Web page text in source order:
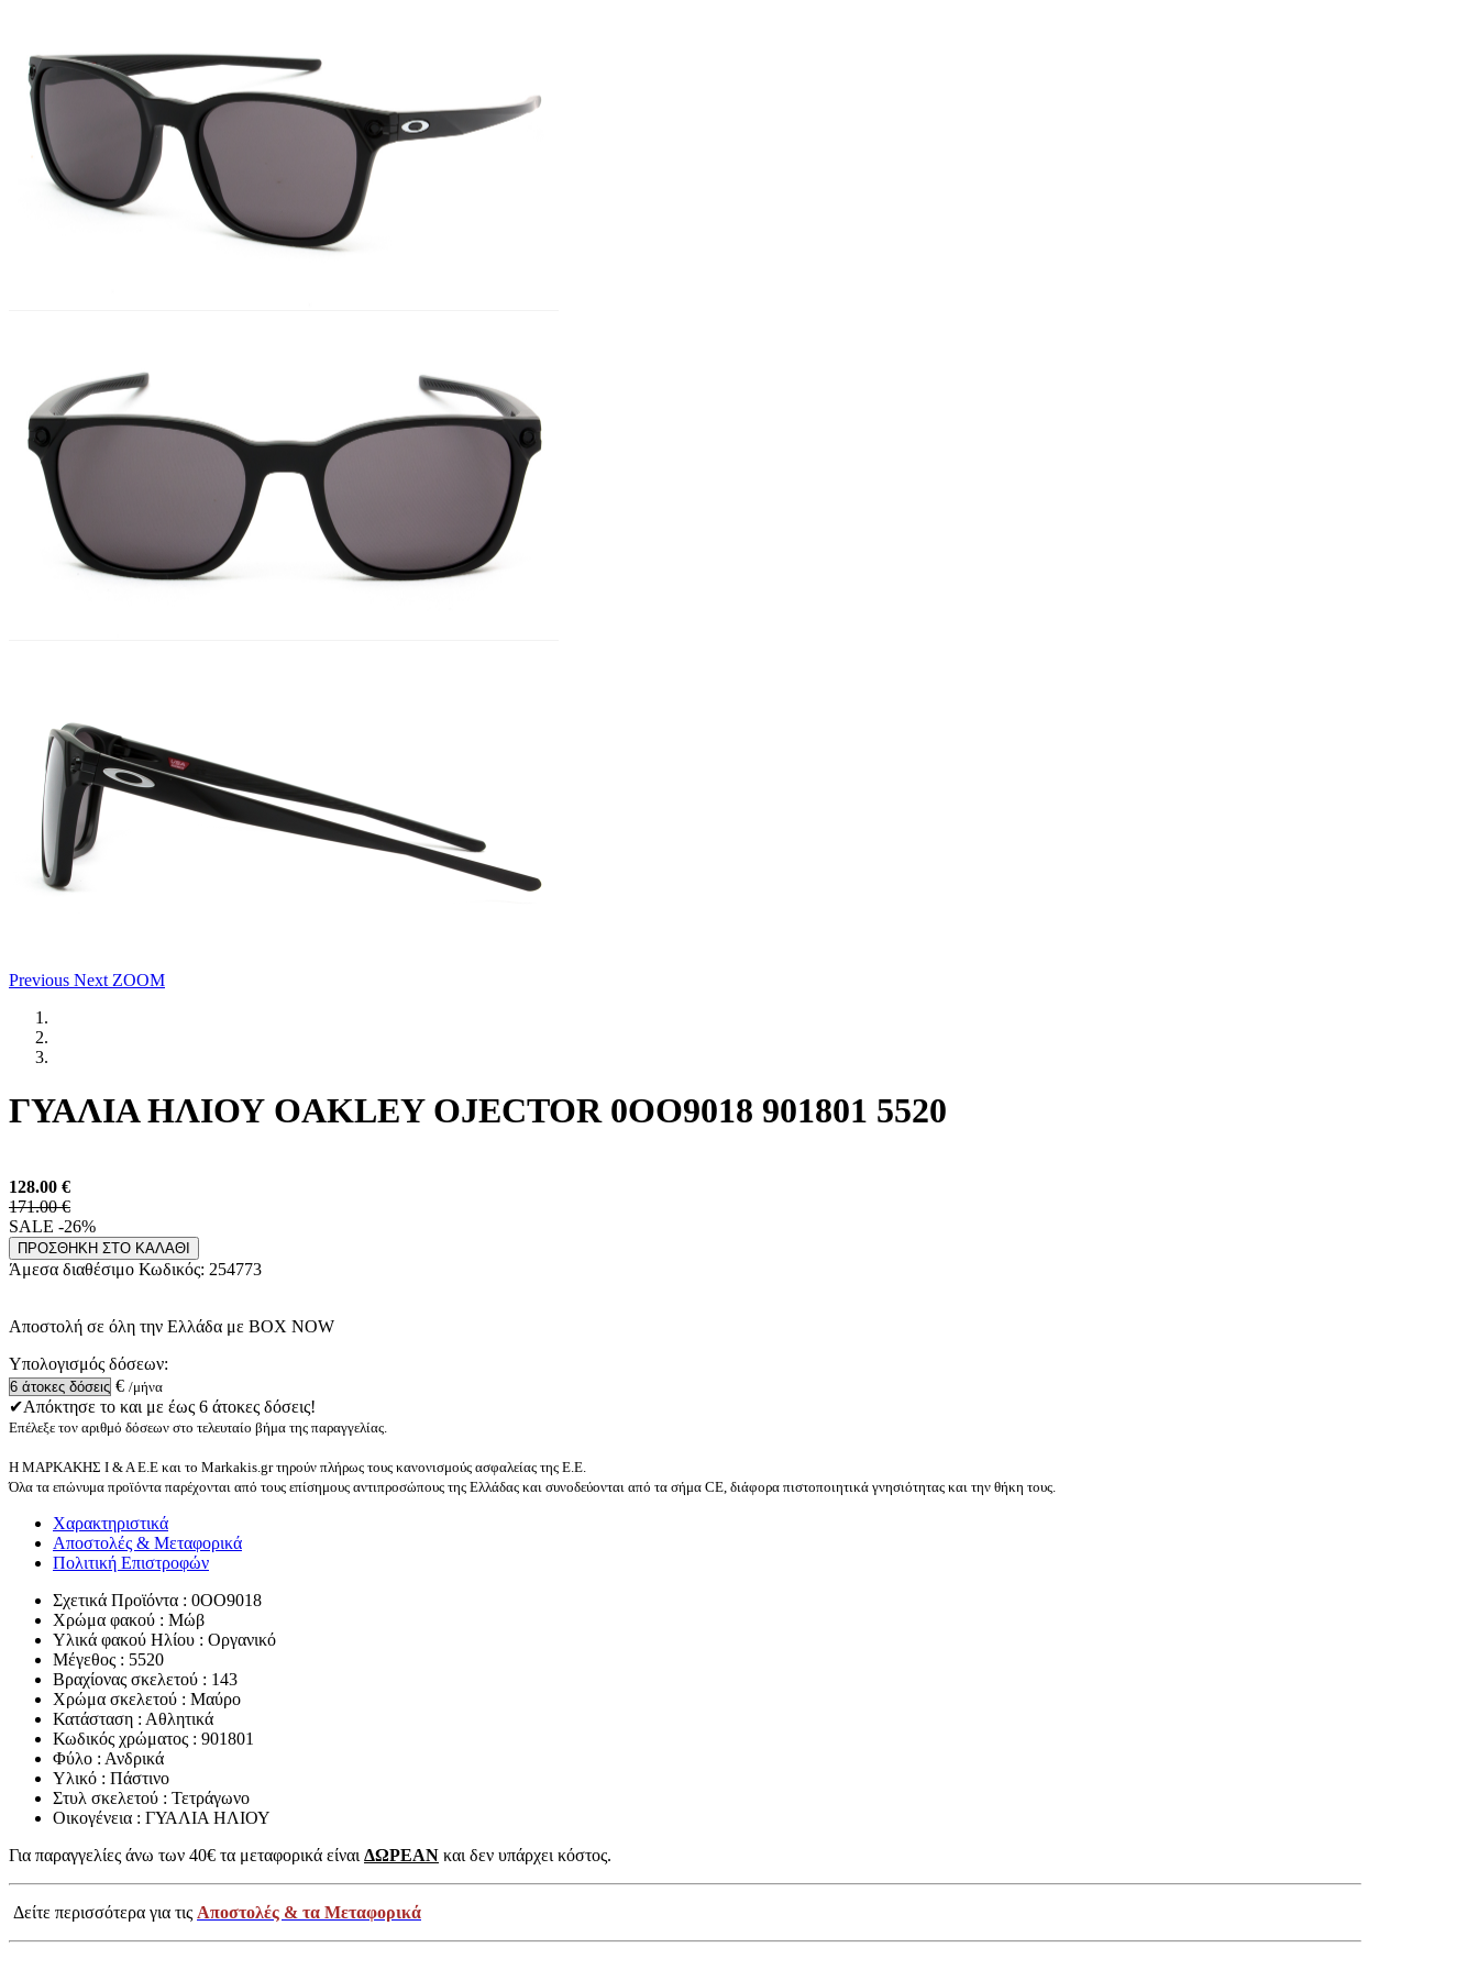
Previous Next ZOOM
ΓΥΑΛΙΑ ΗΛΙΟΥ OAKLEY OJECTOR 0OO9018 901801 5520
128.00 €
171.00 €
SALE -26%
ΠΡΟΣΘΗΚΗ ΣΤΟ ΚΑΛΑΘΙ
Άμεσα διαθέσιμο Κωδικός: 254773
Αποστολή σε όλη την Ελλάδα με BOX NOW
Υπολογισμός δόσεων:
€ /μήνα
✔Απόκτησε το και με έως 6 άτοκες δόσεις!
Επέλεξε τον αριθμό δόσεων στο τελευταίο βήμα της παραγγελίας.
Η ΜΑΡΚΑΚΗΣ Ι & Α Ε.Ε και το Markakis.gr τηρούν πλήρως τους κανονισμούς ασφαλείας της Ε.Ε.
Όλα τα επώνυμα προϊόντα παρέχονται από τους επίσημους αντιπροσώπους της Ελλάδας και συνοδεύονται από τα σήμα CE, διάφορα πιστοποιητικά γνησιότητας και την θήκη τους.
Χαρακτηριστικά
Αποστολές & Μεταφορικά
Πολιτική Επιστροφών
Σχετικά Προϊόντα : 0OO9018
Χρώμα φακού : Μώβ
Υλικά φακού Ηλίου : Οργανικό
Μέγεθος : 5520
Βραχίονας σκελετού : 143
Χρώμα σκελετού : Μαύρο
Κατάσταση : Αθλητικά
Κωδικός χρώματος : 901801
Φύλο : Ανδρικά
Υλικό : Πάστινο
Στυλ σκελετού : Τετράγωνο
Οικογένεια : ΓΥΑΛΙΑ ΗΛΙΟΥ
Για παραγγελίες άνω των 40€ τα μεταφορικά είναι ΔΩΡΕΑΝ και δεν υπάρχει κόστος.
Δείτε περισσότερα για τις Αποστολές & τα Μεταφορικά